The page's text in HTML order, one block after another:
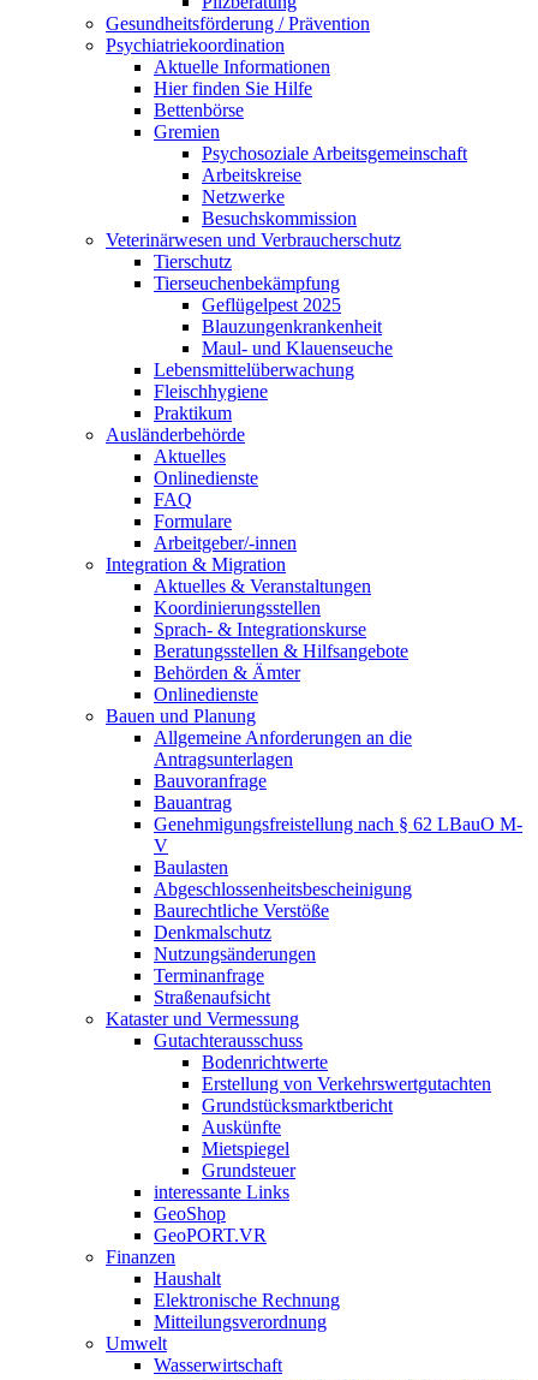
Gesundheits­förderung / Prävention
Psychiatriekoordination
Aktuelle Informationen
Hier finden Sie Hilfe
Bettenbörse
Gremien
Psychosoziale Arbeits­gemeinschaft
Arbeitskreise
Netzwerke
Besuchskommission
Veterinärwesen und Verbraucherschutz
Tierschutz
Tierseuchenbekämpfung
Geflügelpest 2025
Blauzungenkrankenheit
Maul- und Klauenseuche
Lebensmittelüberwachung
Fleischhygiene
Praktikum
Ausländerbehörde
Aktuelles
Onlinedienste
FAQ
Formulare
Arbeitgeber/-innen
Integration & Migration
Aktuelles & Veranstaltungen
Koordinierungsstellen
Sprach- & Integrationskurse
Beratungsstellen & Hilfsangebote
Behörden & Ämter
Onlinedienste
Bauen und Planung
Allgemeine Anforderungen an die
Antragsunterlagen
Bauvoranfrage
Bauantrag
Genehmigungsfreistellung nach § 62 LBauO M-
V
Baulasten
Abgeschlossenheits­bescheinigung
Baurechtliche Verstöße
Denkmalschutz
Nutzungsänderungen
Terminanfrage
Straßenaufsicht
Kataster und Vermessung
Gutachterausschuss
Bodenrichtwerte
Erstellung von Verkehrswertgutachten
Grundstücksmarktbericht
Auskünfte
Mietspiegel
Grundsteuer
interessante Links
GeoShop
GeoPORT.VR
Finanzen
Haushalt
Elektronische Rechnung
Mitteilungsverordnung
Umwelt
Wasserwirtschaft